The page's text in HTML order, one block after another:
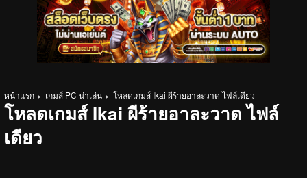
หน้าแรก เกมส์ PC น่าเล่น โหลดเกมส์ Ikai ผีร้ายอาละวาด ไฟล์เดียว
โหลดเกมส์ Ikai ผีร้ายอาละวาด ไฟล์
เดียว